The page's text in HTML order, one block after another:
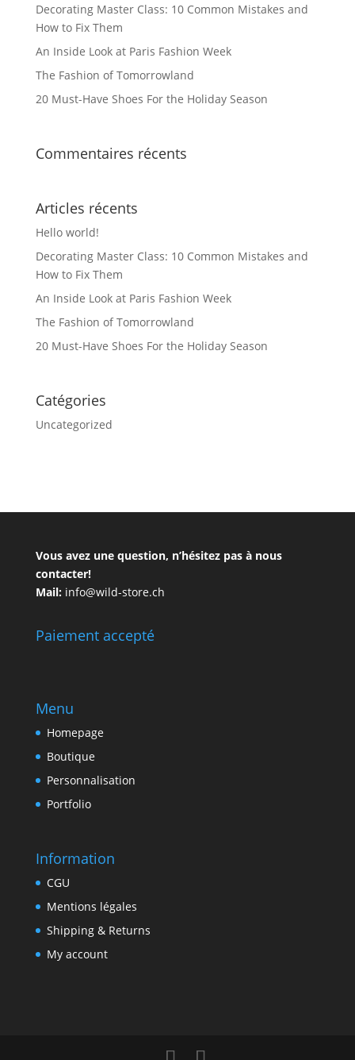
Decorating Master Class: 10 Common Mistakes and
How to Fix Them
An Inside Look at Paris Fashion Week
The Fashion of Tomorrowland
20 Must-Have Shoes For the Holiday Season
Commentaires récents
Articles récents
Hello world!
Decorating Master Class: 10 Common Mistakes and
How to Fix Them
An Inside Look at Paris Fashion Week
The Fashion of Tomorrowland
20 Must-Have Shoes For the Holiday Season
Catégories
Uncategorized
Vous avez une question, n’hésitez pas à nous
contacter!
Mail:info@wild-store.ch
Paiement accepté
Menu
Homepage
Boutique
Personnalisation
Portfolio
Information
CGU
Mentions légales
Shipping & Returns
My account